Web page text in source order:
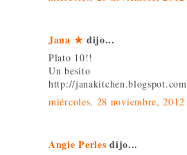
Jana ★ dijo...
Plato 10!!
Un besito
http://janakitchen.blogspot.com
miércoles, 28 noviembre, 2012
Angie Perles dijo...